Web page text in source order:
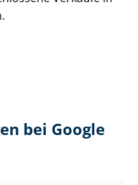
bei Google